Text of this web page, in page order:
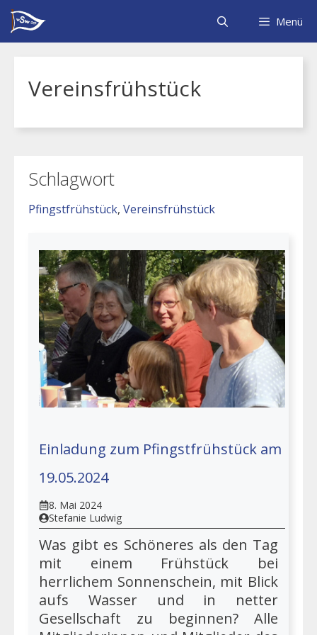
Zum
Inhalt
springen
Menü
Vereinsfrühstück
Schlagwort
Pfingstfrühstück, Vereinsfrühstück
Einladung zum Pfingstfrühstück am
19.05.2024
8. Mai 2024
Stefanie Ludwig
Was gibt es Schöneres als den Tag
mit einem Frühstück bei
herrlichem Sonnenschein, mit Blick
aufs Wasser und in netter
Gesellschaft zu beginnen? Alle